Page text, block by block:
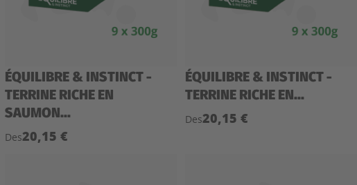
ÉQUILIBRE & INSTINCT -
TERRINE RICHE EN
SAUMON...
Des20,15 €
ÉQUILIBRE & INSTINCT -
TERRINE RICHE EN...
Des20,15 €